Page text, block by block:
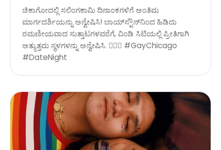
ಚಿಕಾಗೋದಲ್ಲಿ ಸಲಿಂಗಕಾಮಿ ದಿನಾಂಕಗಳಿಗೆ ಅಂತಿಮ
ಮಾರ್ಗದರ್ಶಿಯನ್ನು ಅನ್ವೇಷಿಸಿ! ಬಾಯ್‌ಸ್ಟೌನ್‌ನಿಂದ ಹಿಡಿದು
ರಮಣೀಯವಾದ ಸುತ್ತಾಟಗಳವರೆಗೆ, ವಿಂಡಿ ಸಿಟಿಯಲ್ಲಿ ಪ್ರೀತಿಗಾಗಿ
ಅತ್ಯುತ್ತಮ ಸ್ಥಳಗಳನ್ನು ಅನ್ವೇಷಿಸಿ. 🏳️‍🌈✨ #GayChicago
#DateNight